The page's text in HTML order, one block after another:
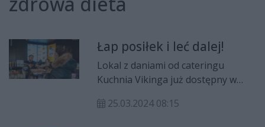
Łap posiłek i leć dalej!
Lokal z daniami od cateringu
Kuchnia Vikinga już dostępny w
25.03.2024 08:15